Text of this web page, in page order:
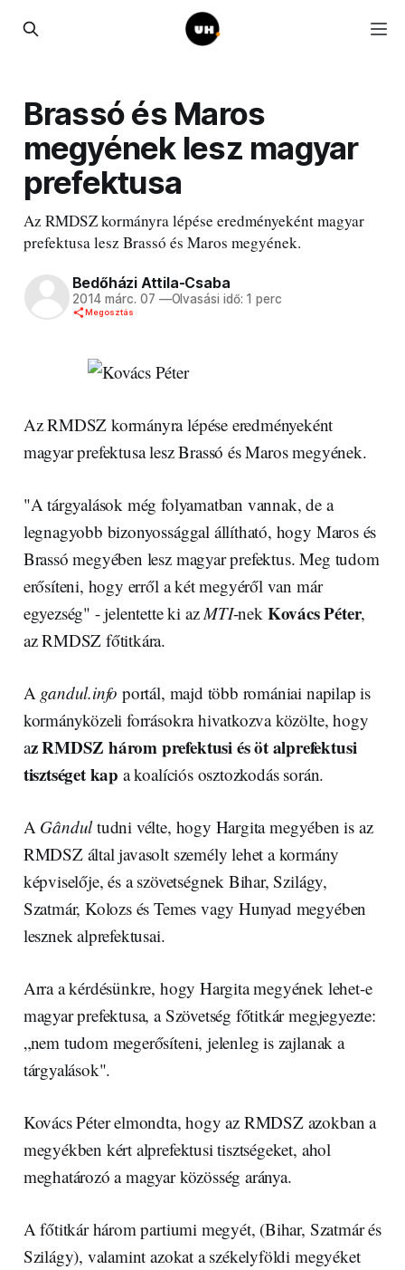
Brassó és Maros
megyének lesz magyar
prefektusa
Az RMDSZ kormányra lépése eredményeként magyar
prefektusa lesz Brassó és Maros megyének.
Bedőházi Attila-Csaba
2014 márc. 07 —Olvasási idő: 1 perc
Megosztás
Az RMDSZ kormányra lépése eredményeként
magyar prefektusa lesz Brassó és Maros megyének.
"A tárgyalások még folyamatban vannak, de a
legnagyobb bizonyossággal állítható, hogy Maros és
Brassó megyében lesz magyar prefektus. Meg tudom
erősíteni, hogy erről a két megyéről van már
egyezség" - jelentette ki az MTI-nekKovács Péter,
az RMDSZ főtitkára.
A gandul.info portál, majd több romániai napilap is
kormányközeli forrásokra hivatkozva közölte, hogy
az RMDSZ három prefektusi és öt alprefektusi
tisztséget kap a koalíciós osztozkodás során.
A Gândultudni vélte, hogy Hargita megyében is az
RMDSZ által javasolt személy lehet a kormány
képviselője, és a szövetségnek Bihar, Szilágy,
Szatmár, Kolozs és Temes vagy Hunyad megyében
lesznek alprefektusai.
Arra a kérdésünkre, hogy Hargita megyének lehet-e
magyar prefektusa, a Szövetség főtitkár megjegyezte:
„nem tudom megerősíteni, jelenleg is zajlanak a
tárgyalások".
Kovács Péter elmondta, hogy az RMDSZ azokban a
megyékben kért alprefektusi tisztségeket, ahol
meghatározó a magyar közösség aránya.
A főtitkár három partiumi megyét, (Bihar, Szatmár és
Szilágy), valamint azokat a székelyföldi megyéket